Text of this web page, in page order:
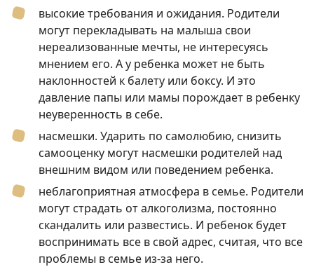
высокие требования и ожидания. Родители
могут перекладывать на малыша свои
нереализованные мечты, не интересуясь
мнением его. А у ребенка может не быть
наклонностей к балету или боксу. И это
давление папы или мамы порождает в ребенку
неуверенность в себе.
насмешки. Ударить по самолюбию, снизить
самооценку могут насмешки родителей над
внешним видом или поведением ребенка.
неблагоприятная атмосфера в семье. Родители
могут страдать от алкоголизма, постоянно
скандалить или развестись. И ребенок будет
воспринимать все в свой адрес, считая, что все
проблемы в семье из-за него.